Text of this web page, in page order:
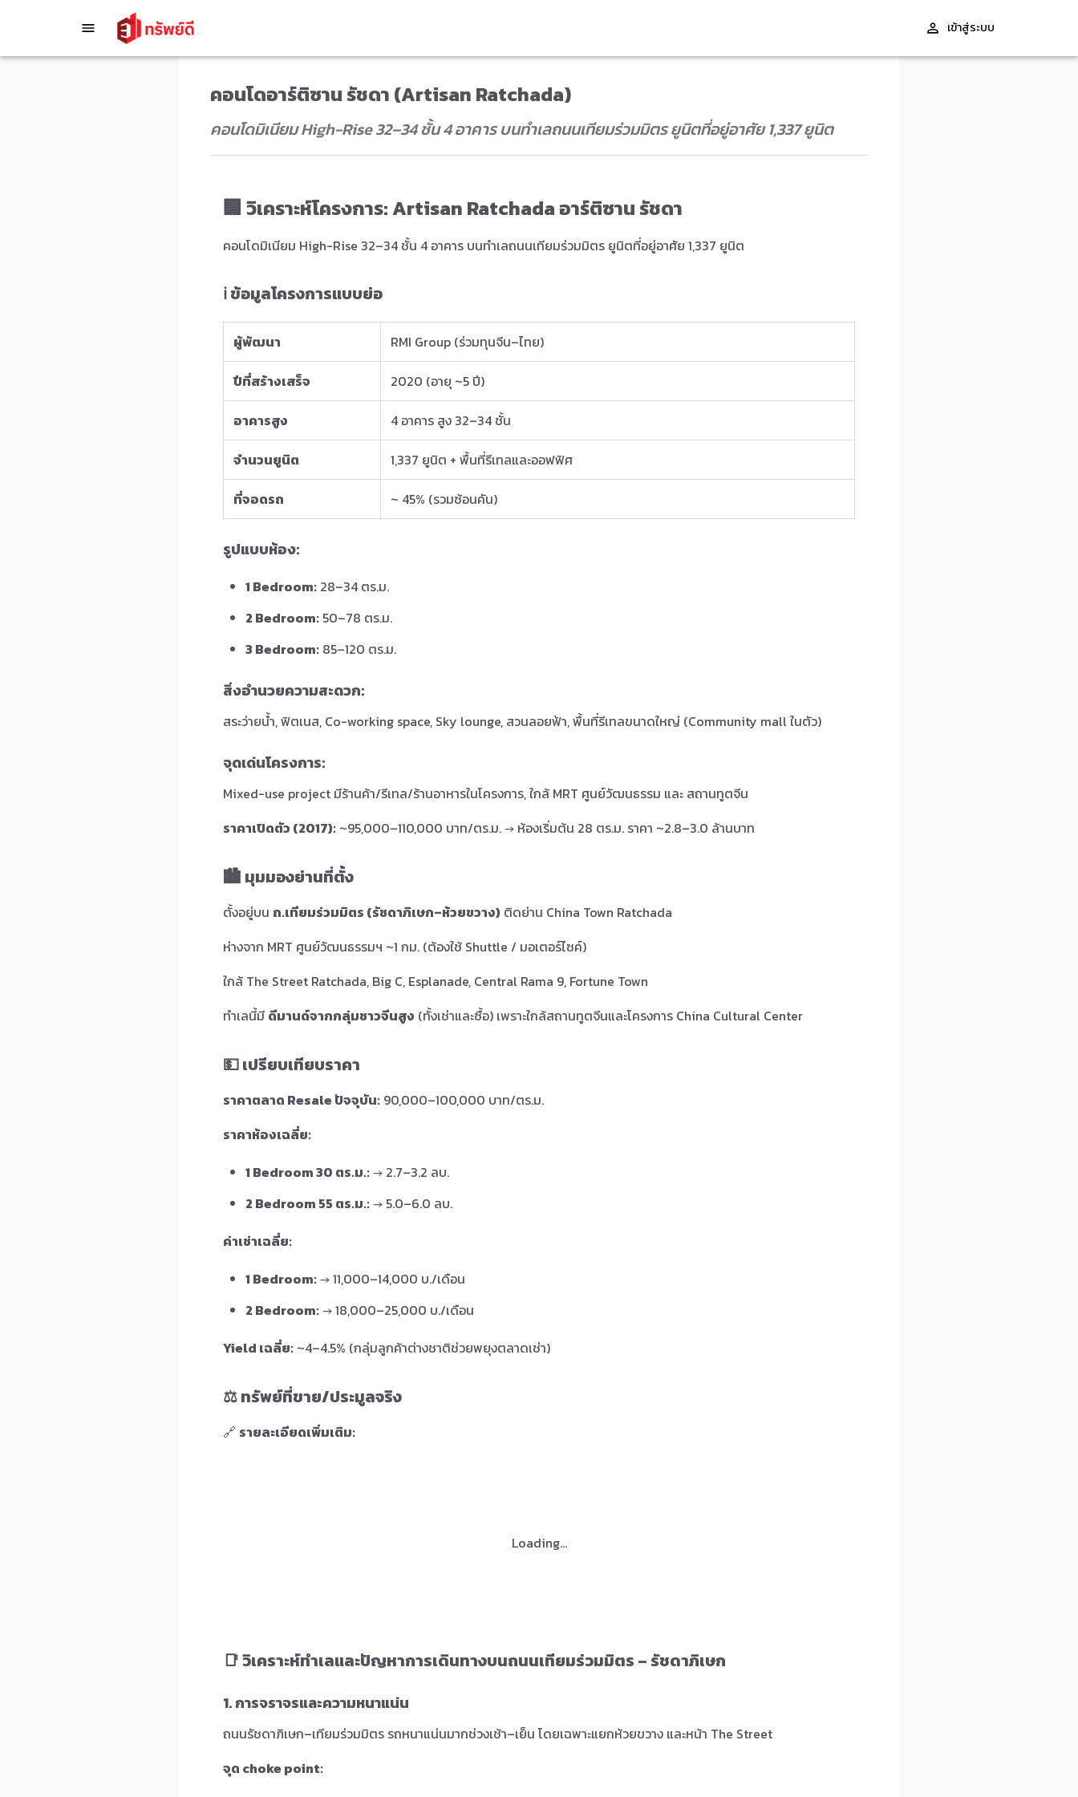
เข้าสู่ระบบ
คอนโดอาร์ติซาน รัชดา (Artisan Ratchada)
คอนโดมิเนียม High-Rise 32–34 ชั้น 4 อาคาร บนทำเลถนนเทียมร่วมมิตร ยูนิตที่อยู่อาศัย 1,337 ยูนิต
🏢 วิเคราะห์โครงการ: Artisan Ratchada อาร์ติซาน รัชดา
คอนโดมิเนียม High-Rise 32–34 ชั้น 4 อาคาร บนทำเลถนนเทียมร่วมมิตร ยูนิตที่อยู่อาศัย 1,337 ยูนิต
ℹ️ ข้อมูลโครงการแบบย่อ
ผู้พัฒนา RMI Group (ร่วมทุนจีน–ไทย)
ปีที่สร้างเสร็จ 2020 (อายุ ~5 ปี)
อาคารสูง 4 อาคาร สูง 32–34 ชั้น
จำนวนยูนิต 1,337 ยูนิต + พื้นที่รีเทลและออฟฟิศ
ที่จอดรถ ~ 45% (รวมซ้อนคัน)
รูปแบบห้อง:
1 Bedroom: 28–34 ตร.ม.
2 Bedroom: 50–78 ตร.ม.
3 Bedroom: 85–120 ตร.ม.
สิ่งอำนวยความสะดวก:
สระว่ายน้ำ, ฟิตเนส, Co-working space, Sky lounge, สวนลอยฟ้า, พื้นที่รีเทลขนาดใหญ่ (Community mall ในตัว)
จุดเด่นโครงการ:
Mixed-use project มีร้านค้า/รีเทล/ร้านอาหารในโครงการ, ใกล้ MRT ศูนย์วัฒนธรรม และ สถานทูตจีน
ราคาเปิดตัว (2017): ~95,000–110,000 บาท/ตร.ม. → ห้องเริ่มต้น 28 ตร.ม. ราคา ~2.8–3.0 ล้านบาท
🏙️ มุมมองย่านที่ตั้ง
ตั้งอยู่บน ถ.เทียมร่วมมิตร (รัชดาภิเษก–ห้วยขวาง) ติดย่าน China Town Ratchada
ห่างจาก MRT ศูนย์วัฒนธรรมฯ ~1 กม. (ต้องใช้ Shuttle / มอเตอร์ไซค์)
ใกล้ The Street Ratchada, Big C, Esplanade, Central Rama 9, Fortune Town
ทำเลนี้มี ดีมานด์จากกลุ่มชาวจีนสูง (ทั้งเช่าและซื้อ) เพราะใกล้สถานทูตจีนและโครงการ China Cultural Center
💵 เปรียบเทียบราคา
ราคาตลาด Resale ปัจจุบัน: 90,000–100,000 บาท/ตร.ม.
ราคาห้องเฉลี่ย:
1 Bedroom 30 ตร.ม.:→ 2.7–3.2 ลบ.
2 Bedroom 55 ตร.ม.:→ 5.0–6.0 ลบ.
ค่าเช่าเฉลี่ย:
1 Bedroom:→ 11,000–14,000 บ./เดือน
2 Bedroom:→ 18,000–25,000 บ./เดือน
Yield เฉลี่ย: ~4–4.5% (กลุ่มลูกค้าต่างชาติช่วยพยุงตลาดเช่า)
⚖️ ทรัพย์ที่ขาย/ประมูลจริง
🔗 รายละเอียดเพิ่มเติม:
Loading...
📑 วิเคราะห์ทำเลและปัญหาการเดินทางบนถนนเทียมร่วมมิตร – รัชดาภิเษก
1. การจราจรและความหนาแน่น
ถนนรัชดาภิเษก–เทียมร่วมมิตร รถหนาแน่นมากช่วงเช้า–เย็น โดยเฉพาะแยกห้วยขวาง และหน้า The Street
จุด choke point: